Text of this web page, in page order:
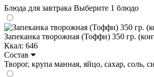
Блюда для завтрака Выберите 1 блюдо
Запеканка творожная (Тоффи) 350 гр.
Ккал: 646
Состав
Творог, крупа манная, яйцо, сахар, соль,